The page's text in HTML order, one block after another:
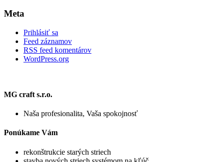
Meta
Prihlásiť sa
Feed záznamov
RSS feed komentárov
WordPress.org
MG craft s.r.o.
Naša profesionalita, Vaša spokojnosť
Ponúkame Vám
rekonštrukcie starých striech